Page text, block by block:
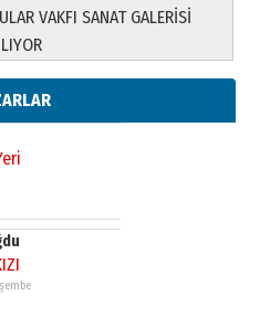
VAKFI SANAT GALERİSİ
Şirin’e